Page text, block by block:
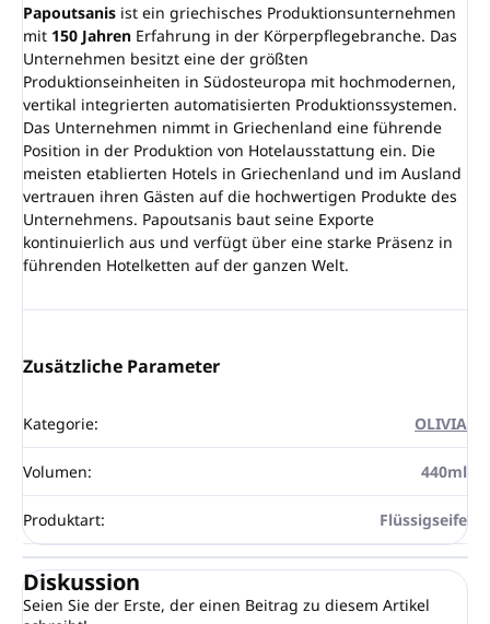
Papoutsanis ist ein griechisches Produktionsunternehmen
mit 150 Jahren Erfahrung in der Körperpflegebranche. Das
Unternehmen besitzt eine der größten
Produktionseinheiten in Südosteuropa mit hochmodernen,
vertikal integrierten automatisierten Produktionssystemen.
Das Unternehmen nimmt in Griechenland eine führende
Position in der Produktion von Hotelausstattung ein. Die
meisten etablierten Hotels in Griechenland und im Ausland
vertrauen ihren Gästen auf die hochwertigen Produkte des
Unternehmens. Papoutsanis baut seine Exporte
kontinuierlich aus und verfügt über eine starke Präsenz in
führenden Hotelketten auf der ganzen Welt.
Zusätzliche Parameter
Kategorie: OLIVIA
Volumen: 440ml
Produktart: Flüssigseife
Diskussion
Seien Sie der Erste, der einen Beitrag zu diesem Artikel